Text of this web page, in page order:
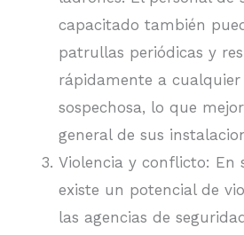
capacitado también
patrullas periódicas y
rápidamente a cualquier
sospechosa, lo que
general de sus
Violencia y conflicto: En
existe un potencial de
las agencias de